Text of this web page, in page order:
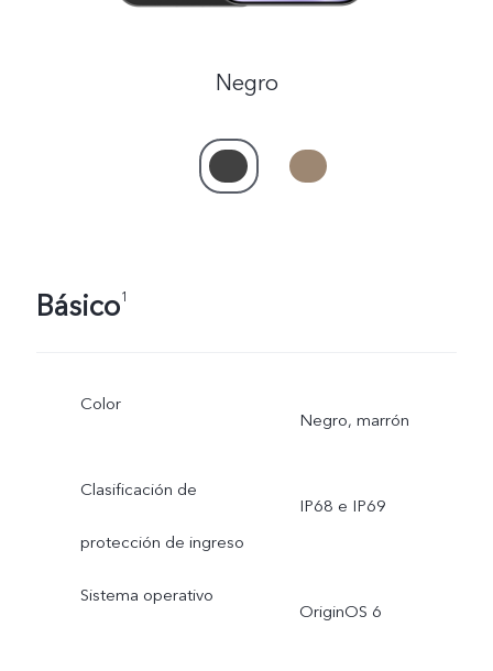
Negro
Básico1
Color
Negro, marrón
Clasificación de
protección de ingreso
IP68 e IP69
Sistema operativo
OriginOS 6